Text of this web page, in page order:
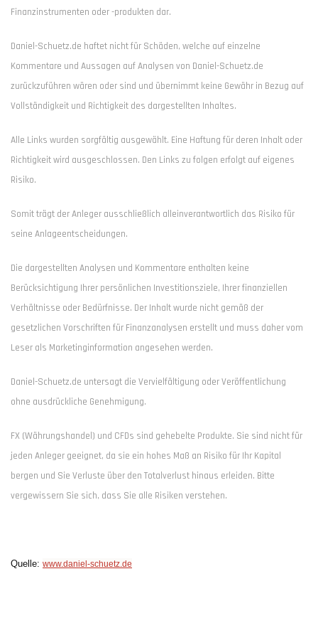
Finanzinstrumenten oder -produkten dar.
Daniel-Schuetz.de haftet nicht für Schäden, welche auf einzelne
Kommentare und Aussagen auf Analysen von Daniel-Schuetz.de
zurückzuführen wären oder sind und übernimmt keine Gewähr in Bezug auf
Vollständigkeit und Richtigkeit des dargestellten Inhaltes.
Alle Links wurden sorgfältig ausgewählt. Eine Haftung für deren Inhalt oder
Richtigkeit wird ausgeschlossen. Den Links zu folgen erfolgt auf eigenes
Risiko.
Somit trägt der Anleger ausschließlich alleinverantwortlich das Risiko für
seine Anlageentscheidungen.
Die dargestellten Analysen und Kommentare enthalten keine
Berücksichtigung Ihrer persönlichen Investitionsziele, Ihrer finanziellen
Verhältnisse oder Bedürfnisse. Der Inhalt wurde nicht gemäß der
gesetzlichen Vorschriften für Finanzanalysen erstellt und muss daher vom
Leser als Marketinginformation angesehen werden.
Daniel-Schuetz.de untersagt die Vervielfältigung oder Veröffentlichung
ohne ausdrückliche Genehmigung.
FX (Währungshandel) und CFDs sind gehebelte Produkte. Sie sind nicht für
jeden Anleger geeignet, da sie ein hohes Maß an Risiko für Ihr Kapital
bergen und Sie Verluste über den Totalverlust hinaus erleiden. Bitte
vergewissern Sie sich, dass Sie alle Risiken verstehen.
Quelle: www.daniel-schuetz.de